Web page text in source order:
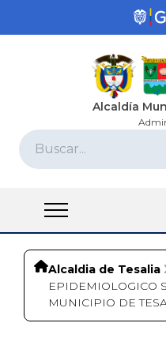
Alcaldía
Alcaldia de Tesalia
EPIDEMIOLOGICO
MUNICIPIO DE